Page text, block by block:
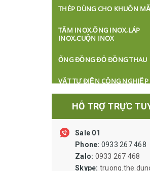
THÉP DÙNG CHO KHUÔN
TẤM INOX,ỐNG INOX,LÁP
INOX,CUỘN INOX
ỐNG ĐỒNG ĐỎ ĐỒNG THAU
VẬT TƯ ĐIỆN CÔNG NGHIỆP
DÂY CÁP ĐIỆN
XI LANH ỐNG HƠI VAN LỌC
KHÍ NÉN
HỖ TRỢ TRỰC
Sale 01
Phone: 0933 267 468
Zalo: 0933 267 468
Skype: